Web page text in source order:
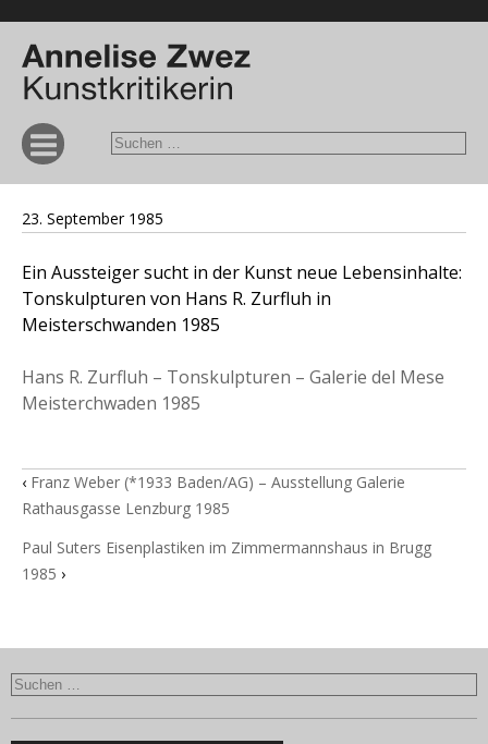
23. September 1985
Ein Aussteiger sucht in der Kunst neue Lebensinhalte:
Tonskulpturen von Hans R. Zurfluh in
Meisterschwanden 1985
Hans R. Zurfluh – Tonskulpturen – Galerie del Mese
Meisterchwaden 1985
‹ Franz Weber (*1933 Baden/AG) – Ausstellung Galerie
Rathausgasse Lenzburg 1985
Paul Suters Eisenplastiken im Zimmermannshaus in Brugg
1985 ›